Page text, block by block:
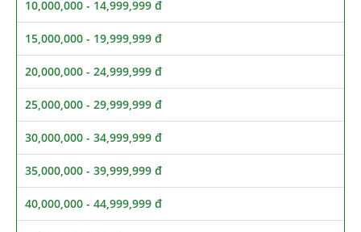
10,000,000 - 14,999,999 đ
15,000,000 - 19,999,999 đ
20,000,000 - 24,999,999 đ
25,000,000 - 29,999,999 đ
30,000,000 - 34,999,999 đ
35,000,000 - 39,999,999 đ
40,000,000 - 44,999,999 đ